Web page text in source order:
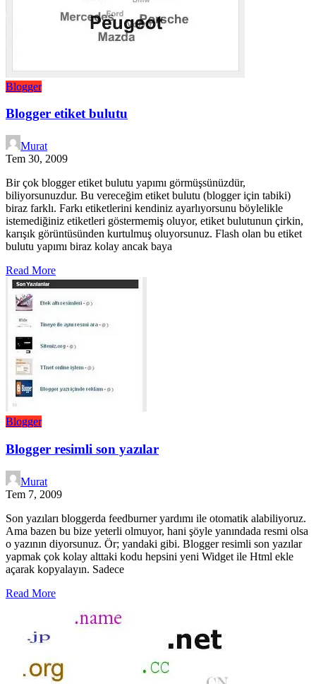
Blogger
Blogger etiket bulutu
Murat
Tem 30, 2009
Bir çok blogger etiket bulutu yapımı görmüşsünüzdür,
biliyorsunuzdur. Bu vereceğim etiket bulutu (blogger için tabiki)
biraz farklı. Farkı etiketlerini kendiniz ayarlıyorsunu böylelikle
istemediğiniz etiketleri göstermemiş oluyor, etiket bulutunun çirkin,
karışık görüntüsünden kurtulmuş oluyorsunuz. Flash olan bu etiket
bulutu yapımı biraz kolay ancak baya
Read More
Blogger
Blogger resimli son yazılar
Murat
Tem 7, 2009
Son yazıları bloggerda feedburner yardımı ile otomatik alabiliyoruz.
Ama bazen bu bize yeterli olmuyor, hani şöyle yanındada resmi olsa
o yazının diyorsunuz. Ör; yandaki gibi. Blogger resimli son yazılar
yapmak çok kolay alttaki kodu hepsini yeni Widget ile Html ekle
açarak kopyalayın. Sadece
Read More